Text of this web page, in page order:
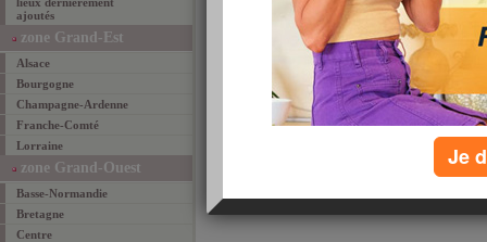
ajoutés
zone Grand-Est
Alsace
Bourgogne
Champagne-Ardenne
Franche-Comté
Lorraine
zone Grand-Ouest
Basse-Normandie
Bretagne
Centre
favoris
Je